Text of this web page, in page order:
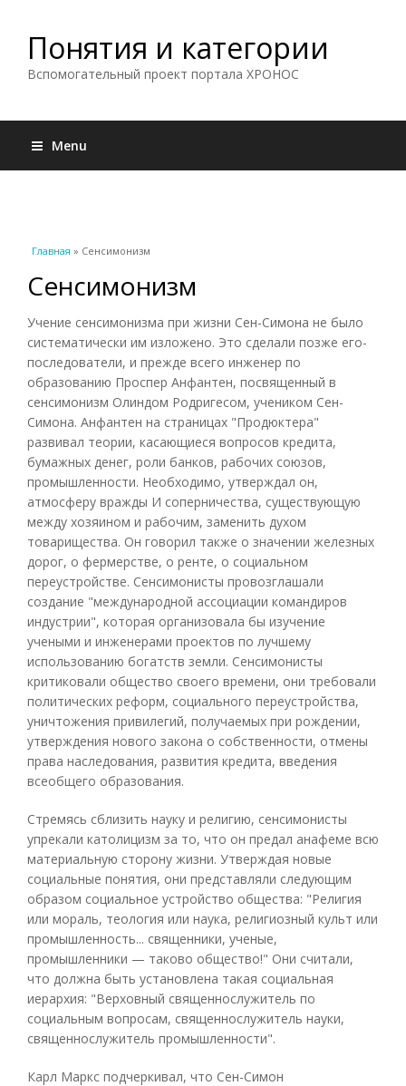
Понятия и категории
Вспомогательный проект портала ХРОНОС
Menu
Вы здесь
Главная » Сенсимонизм
Сенсимонизм
Учение сенсимонизма при жизни Сен-Симона не было
систематически им изложено. Это сделали позже его-
последователи, и прежде всего инженер по
образованию Проспер Анфантен, посвященный в
сенсимонизм Олиндом Родригесом, учеником Сен-
Симона. Анфантен на страницах "Продюктера"
развивал теории, касающиеся вопросов кредита,
бумажных денег, роли банков, рабочих союзов,
промышленности. Необходимо, утверждал он,
атмосферу вражды И соперничества, существующую
между хозяином и рабочим, заменить духом
товарищества. Он говорил также о значении железных
дорог, о фермерстве, о ренте, о социальном
переустройстве. Сенсимонисты провозглашали
создание "международной ассоциации командиров
индустрии", которая организовала бы изучение
учеными и инженерами проектов по лучшему
использованию богатств земли. Сенсимонисты
критиковали общество своего времени, они требовали
политических реформ, социального переустройства,
уничтожения привилегий, получаемых при рождении,
утверждения нового закона о собственности, отмены
права наследования, развития кредита, введения
всеобщего образования.
Стремясь сблизить науку и религию, сенсимонисты
упрекали католицизм за то, что он предал анафеме всю
материальную сторону жизни. Утверждая новые
социальные понятия, они представляли следующим
образом социальное устройство общества: "Религия
или мораль, теология или наука, религиозный культ или
промышленность... священники, ученые,
промышленники — таково общество!" Они считали,
что должна быть установлена такая социальная
иерархия: "Верховный священнослужитель по
социальным вопросам, священнослужитель науки,
священнослужитель промышленности".
Карл Маркс подчеркивал, что Сен-Симон